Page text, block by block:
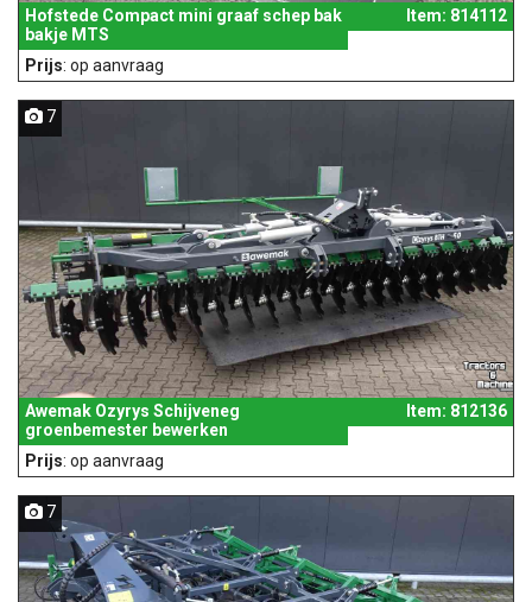
Hofstede Compact mini graaf schep bak
bakje MTS
Item: 814112
Prijs: op aanvraag
7
Awemak Ozyrys Schijveneg
groenbemester bewerken
Item: 812136
Prijs: op aanvraag
7